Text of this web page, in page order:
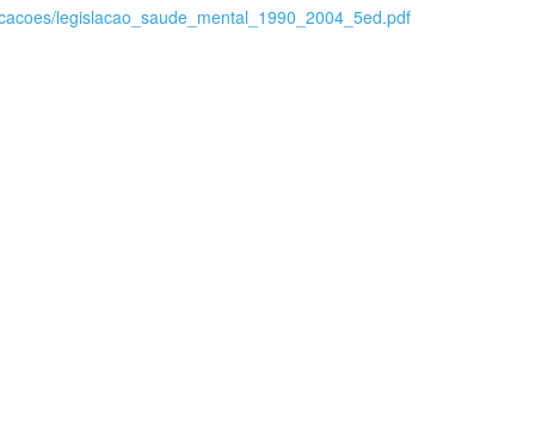
legislacao_saude_mental_1990_2004_5ed.pdf